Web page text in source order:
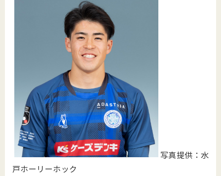
写真提供：水
戸ホーリーホック